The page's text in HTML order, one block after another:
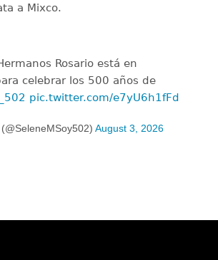
a Mixco.
Rosario está en
celebrar los 500 años de
pic.twitter.com/e7yU6h1fFd
August 3, 2026